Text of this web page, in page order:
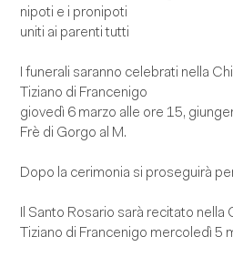
nipoti e i pronipoti
uniti ai parenti tutti
I funerali saranno celebrati nella
Tiziano di Francenigo
giovedì 6 marzo alle ore 15,
Frè di Gorgo al M.
Dopo la cerimonia si proseguirà
Il Santo Rosario sarà recitato
Tiziano di Francenigo mercoledì 5